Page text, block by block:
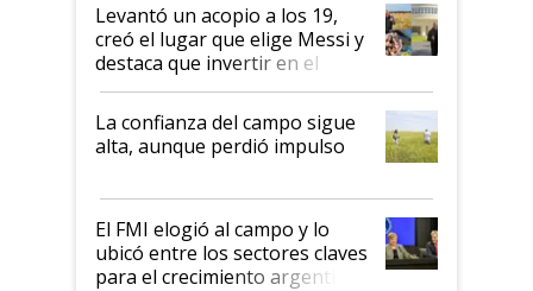
Levantó un acopio a los 19,
creó el lugar que elige Messi y
destaca que invertir en el
kirchnerismo era como "darle
plata a un hijo para droga":
Juan Félix Rossetti, el libertario
que de una dura crisis salió
de Milei
La confianza del campo sigue
alta, aunque perdió impulso
El FMI elogió al campo y lo
ubicó entre los sectores claves
para el crecimiento argentino